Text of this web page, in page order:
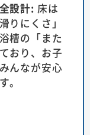
設計: 床は
りにくさ」
槽の「また
おり、お子
んなが安心
。